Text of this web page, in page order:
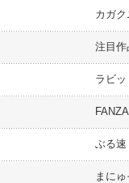
カガ
注目作
ラビッ
FANZA
ぶる速
まにゅ